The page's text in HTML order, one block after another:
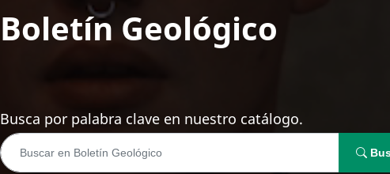
Boletín Geológico
Busca por palabra clave en nuestro catálogo.